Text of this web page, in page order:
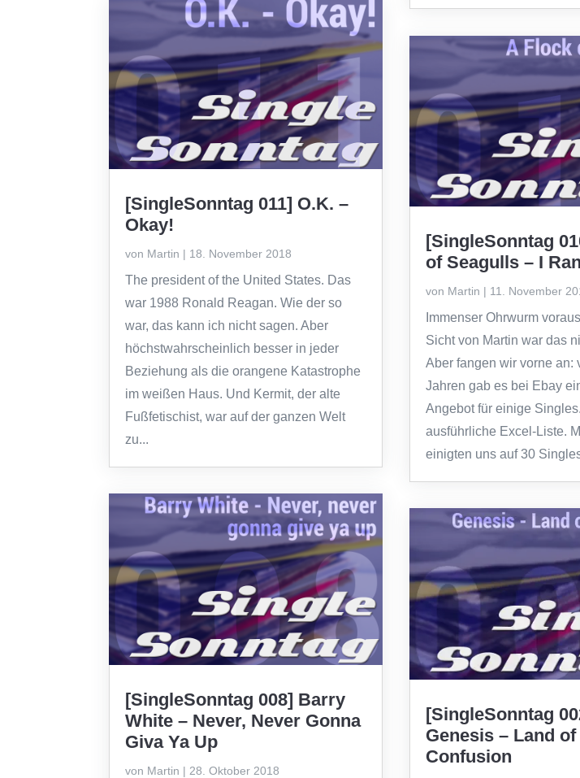
[SingleSonntag 011] O.K. –
Okay!
von Martin | 18. November 2018
The president of the United States. Das
war 1988 Ronald Reagan. Wie der so
war, das kann ich nicht sagen. Aber
höchstwahrscheinlich besser in jeder
Beziehung als die orangene Katastrophe
im weißen Haus. Und Kermit, der alte
Fußfetischist, war auf der ganzen Welt
zu...
[SingleSonntag 008] Barry
White – Never, Never Gonna
Giva Ya Up
von Martin | 28. Oktober 2018
[SingleSonntag
of Seagulls – I Ran
von Martin | 11. November
Immenser Ohrwurm
Sicht von Martin war das
Aber fangen wir vorne an:
Jahren gab es bei Ebay
Angebot für einige
ausführliche Excel-Liste.
einigten uns auf 30
[SingleSonntag
Genesis – Land of
Confusion